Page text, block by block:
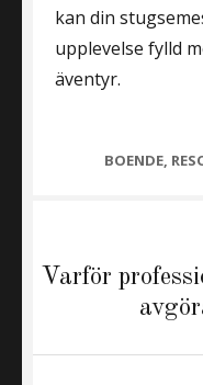
kan din
upplevelse fylld
äventyr.
CATEGORIES
BOENDE,
Previous
Varför